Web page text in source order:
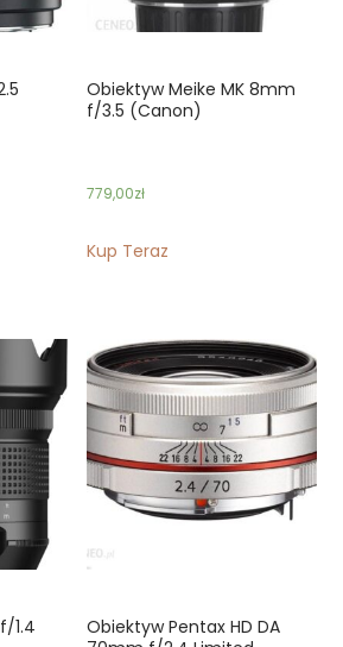
Obiektyw Meike MK 8mm
f/3.5 (Canon)
779,00zł
Kup Teraz
1.4
Obiektyw Pentax HD DA